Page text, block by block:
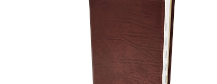
Мы рекомендуем